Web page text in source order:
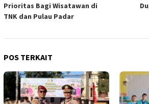
Prioritas Bagi Wisatawan di
TNK dan Pulau Padar
POS TERKAIT